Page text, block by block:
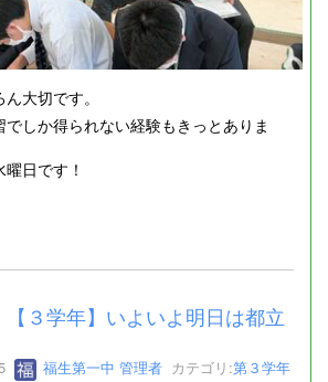
大切です。
しか得られない経験もきっとありま
日です！
【３学年】いよいよ明日は都立
福生第一中 管理者 カテゴリ:第３学年